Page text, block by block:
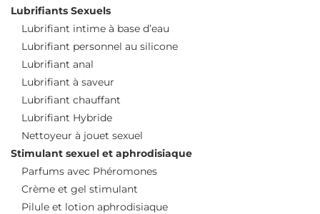
Lubrifiants Sexuels
Lubrifiant intime à base d’eau
Lubrifiant personnel au silicone
Lubrifiant anal
Lubrifiant à saveur
Lubrifiant chauffant
Lubrifiant Hybride
Nettoyeur à jouet sexuel
Stimulant sexuel et aphrodisiaque
Parfums avec Phéromones
Crème et gel stimulant
Pilule et lotion aphrodisiaque